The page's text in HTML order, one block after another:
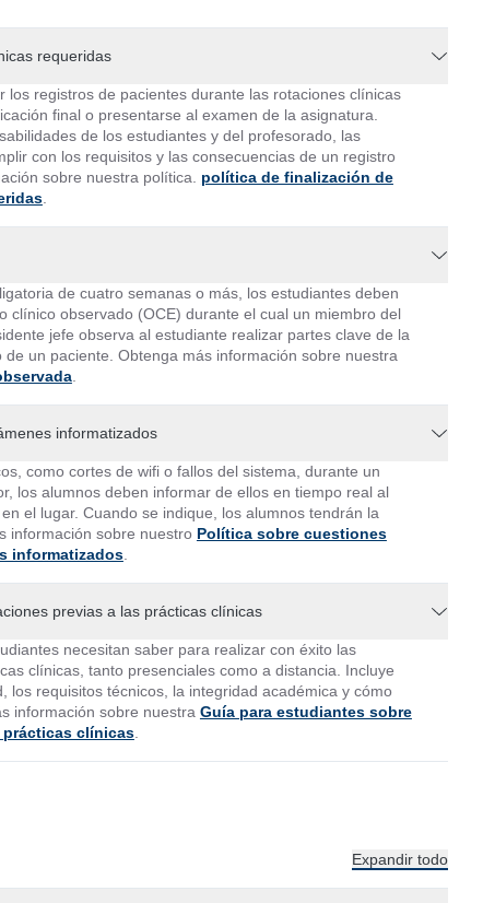
requeridas
los registros de pacientes durante las rotaciones clínicas
final o presentarse al examen de la asignatura.
de los estudiantes y del profesorado, las
con los requisitos y las consecuencias de un registro
sobre nuestra política. política de finalización de
.
de cuatro semanas o más, los estudiantes deben
clínico observado (OCE) durante el cual un miembro del
jefe observa al estudiante realizar partes clave de la
un paciente. Obtenga más información sobre nuestra
.
informatizados
como cortes de wifi o fallos del sistema, durante un
los alumnos deben informar de ellos en tiempo real al
el lugar. Cuando se indique, los alumnos tendrán la
información sobre nuestro Política sobre cuestiones
informatizados.
previas a las prácticas clínicas
necesitan saber para realizar con éxito las
clínicas, tanto presenciales como a distancia. Incluye
los requisitos técnicos, la integridad académica y cómo
información sobre nuestra Guía para estudiantes sobre
prácticas clínicas.
Expandir todo